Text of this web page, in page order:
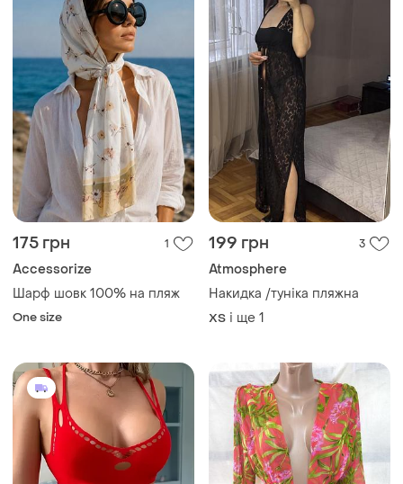
175 грн 1
Accessorize
Шарф шовк 100% на пляж
One size
199 грн 3
Atmosphere
Накидка /туніка пляжна
ХS і ще 1